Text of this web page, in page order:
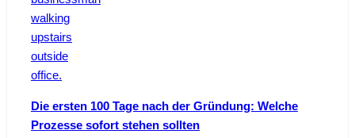
Die ersten 100 Tage nach der Gründung: Welche
Prozesse sofort stehen sollten